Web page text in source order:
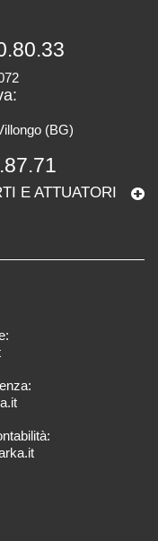
(BG)
E ATTUATORI